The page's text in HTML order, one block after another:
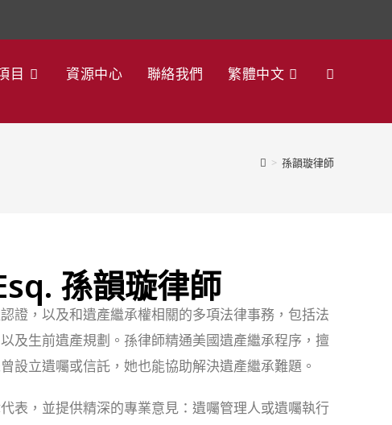
目 資源中心 聯絡我們 繁體中文
> 孫韻璇律師
孫韻璇律師
證，以及和遺產繼承權相關的多項法律事務，包括法
及生前遺產規劃。孫律師精通美國遺產繼承程序，擅
設立遺囑或信託，她也能協助解決遺產繼承難題。
表，並提供精深的專業意見：遺囑管理人或遺囑執行